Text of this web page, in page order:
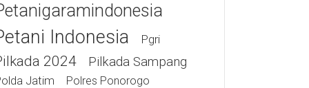
Indonesia Pgri
2024 Pilkada Sampang
Jatim Polres Ponorogo